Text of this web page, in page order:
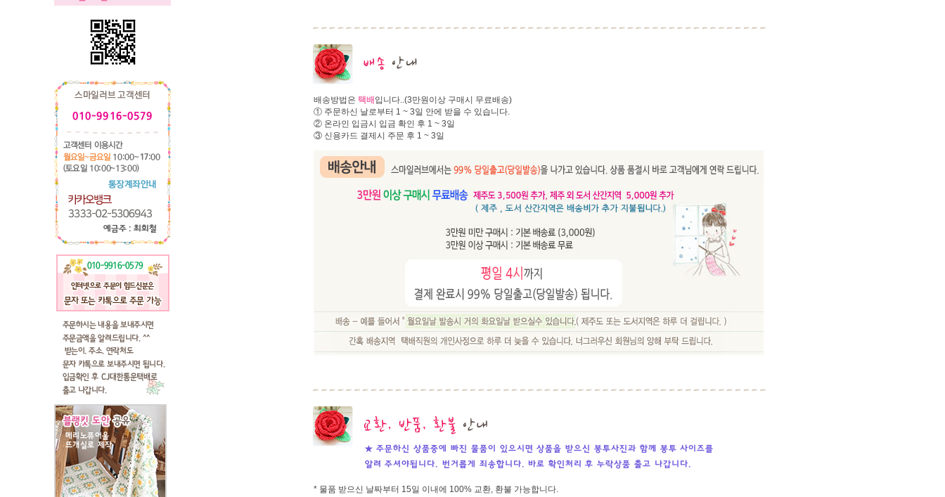
배송방법은 택배 입니다..(3만원이상 구매시 무료배송)
① 주문하신 날로부터 1 ~ 3일 안에 받을 수 있습니다.
② 온라인 입금시 입금 확인 후 1 ~ 3일
③ 신용카드 결제시 주문 후 1 ~ 3일
* 물품 받으신 날짜부터 15일 이내에 100% 교환, 환불 가능합니다.